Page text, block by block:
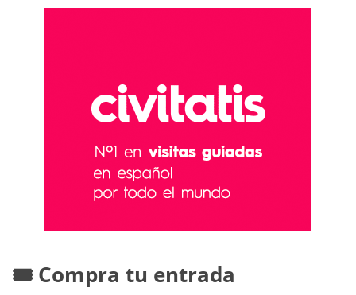
🎟️ Compra tu entrada